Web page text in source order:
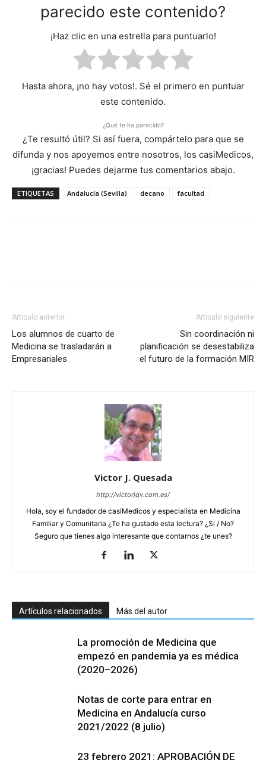
parecido este contenido?
¡Haz clic en una estrella para puntuarlo!
Hasta ahora, ¡no hay votos!. Sé el primero en puntuar
este contenido.
¿Qué te ha parecido?
¿Te resultó útil? Si así fuera, compártelo para que se
difunda y nos apoyemos entre nosotros, los casiMedicos,
¡gracias! Puedes dejarme tus comentarios abajo.
ETIQUETAS Andalucía (Sevilla) decano facultad
Artículo anterior
Los alumnos de cuarto de
Medicina se trasladarán a
Empresariales
Artículo siguiente
Sin coordinación ni
planificación se desestabiliza
el futuro de la formación MIR
Victor J. Quesada
http://victorjqv.com.es/
Hola, soy el fundador de casiMedicos y especialista en Medicina
Familiar y Comunitaria ¿Te ha gustado esta lectura? ¿Si / No?
Seguro que tienes algo interesante que contarnos ¿te unes?
Artículos relacionados Más del autor
La promoción de Medicina que
empezó en pandemia ya es médica
(2020–2026)
Notas de corte para entrar en
Medicina en Andalucía curso
2021/2022 (8 julio)
23 febrero 2021: APROBACIÓN DE